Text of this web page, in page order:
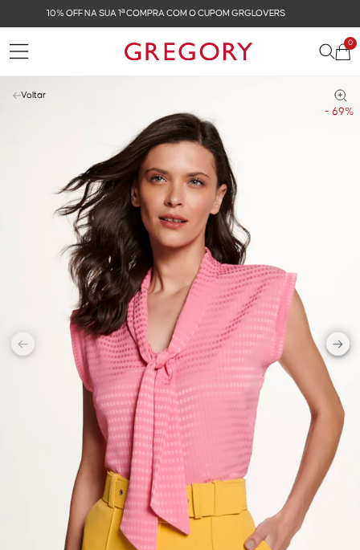
FRETE GRÁTIS NAS COMPRAS ACIMA DE R$ 899
0
- 69%
Voltar